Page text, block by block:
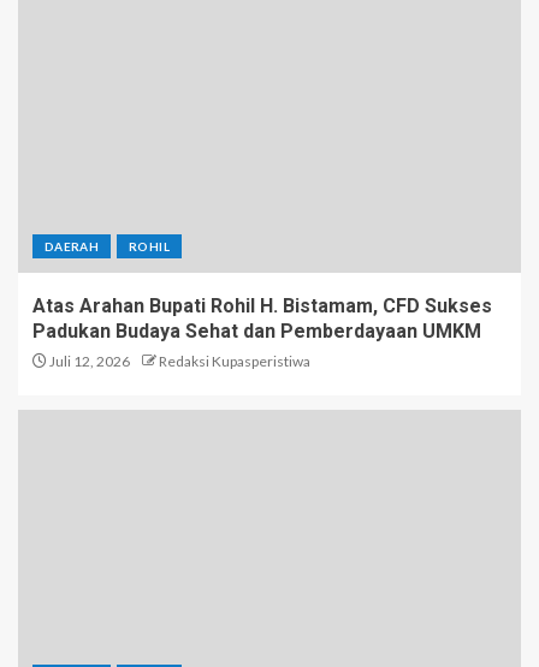
DAERAH ROHIL
Atas Arahan Bupati Rohil H. Bistamam, CFD Sukses
Padukan Budaya Sehat dan Pemberdayaan UMKM
Juli 12, 2026 Redaksi Kupasperistiwa